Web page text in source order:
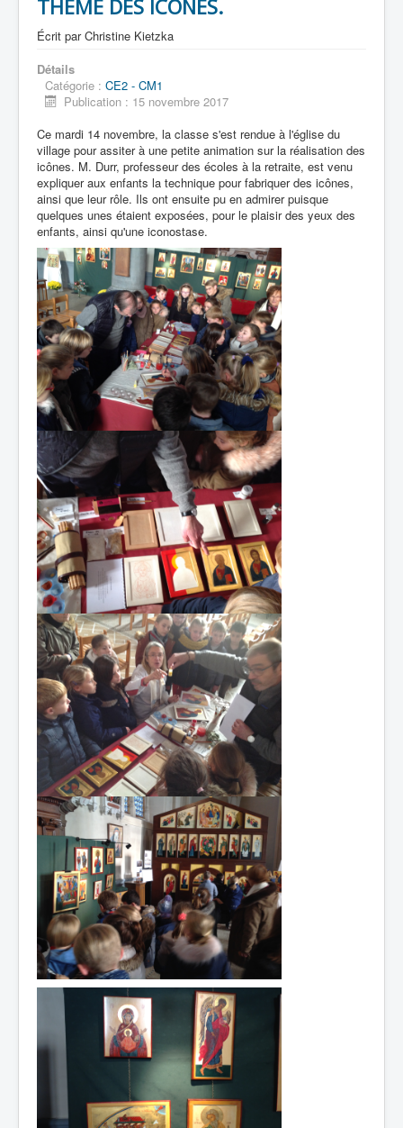
THEME DES ICONES.
Écrit parChristine Kietzka
Détails
Catégorie : CE2 - CM1
Publication : 15 novembre 2017
Ce mardi 14 novembre, la classe s'est rendue à l'église du
village pour assiter à une petite animation sur la réalisation des
icônes. M. Durr, professeur des écoles à la retraite, est venu
expliquer aux enfants la technique pour fabriquer des icônes,
ainsi que leur rôle. Ils ont ensuite pu en admirer puisque
quelques unes étaient exposées, pour le plaisir des yeux des
enfants, ainsi qu'une iconostase.